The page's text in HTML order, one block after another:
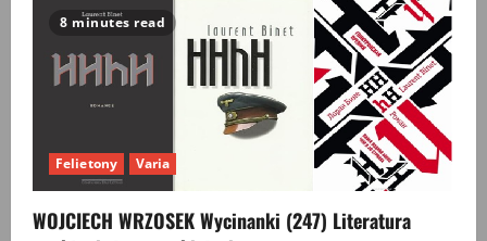
pamiętać
8 minutes read
Felietony Varia
WOJCIECH WRZOSEK Wycinanki (247) Literatura